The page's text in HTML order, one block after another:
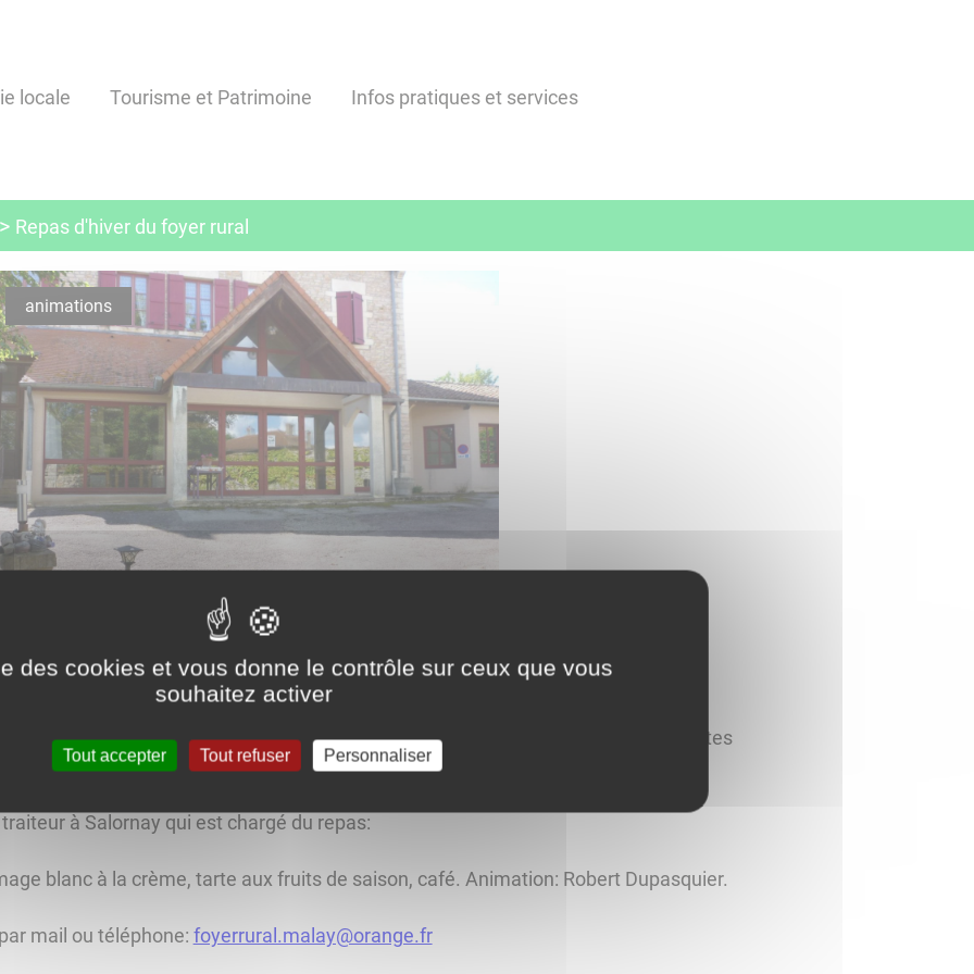
locale Tourisme et Patrimoine Infos pratiques et services
Repas d'hiver du foyer rural
animations
rural
son repas d'hiver qui aura lieu ledimanche 18 février 2024
à midi à la salle des fêtes
à Salornay qui est chargé du repas:
blanc à la crème, tarte aux fruits de saison, café. Animation: Robert Dupasquier.
mail ou téléphone: foyerrural.malay@orange.fr
des cookies et vous donne le contrôle sur ceux que vous
souhaitez activer
Tout accepter Tout refuser Personnaliser